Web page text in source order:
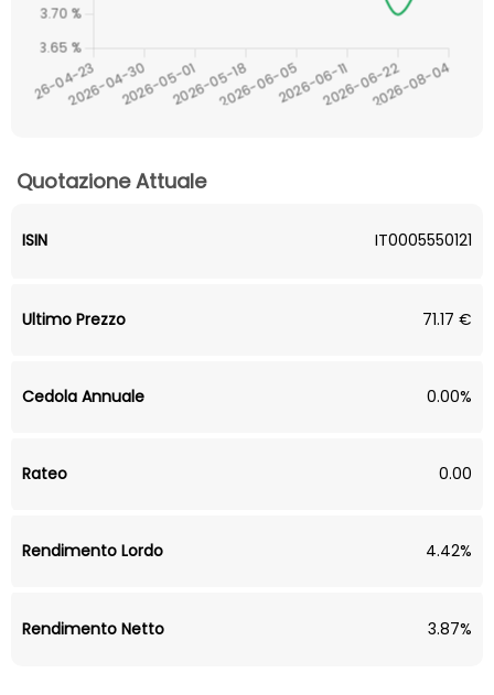
Quotazione Attuale
ISIN IT0005550121
Ultimo Prezzo 71.17 €
Cedola Annuale 0.00%
Rateo 0.00
Rendimento Lordo 4.42%
Rendimento Netto 3.87%